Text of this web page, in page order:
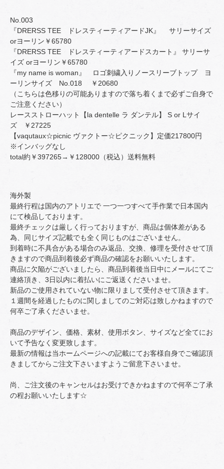
No.003
『DRERSS TEE ドレスティーティアードJK』 サリーサイズ
orヨーリン￥65780
『DRERSS TEE ドレスティーティアードスカート』 サリーサ
イズ orヨーリン￥65780
『my name is woman』 ロゴ刺繍入りノースリーブトップ ヨ
ーリンサイズ No.018 ￥20680
（こちらは色移りの可能ありますので落ち着くまで必ずご自身で
ご注意ください）
レースストローハット【la dentelle ラ ダンテル】 S or Lサイ
ズ ￥27225
【vaqutaux☆picnic ヴァクトー☆ピクニック】定価217800円
※インバッグなし
total約￥397265→￥128000（税込）送料無料
海外製
最終行程は国内のアトリエで 一つ一つすべて手作業で日本国内
にて検品しております。
最終チェックは厳しく行っておりますが、商品は個体差がある
為、同じサイズ記載でも全く同じものはございません。
到着時に不具合がある場合のみ返品、交換、修理を受付させて頂
きますので商品到着後必ず商品の確認をお願いいたします。
商品に欠陥がございましたら、商品到着後当日中にメールにてご
連絡頂き、3日以内に着払いにご返送くださいませ。
新品のご使用されていない物に限りまして受付させて頂きます。
１週間を経過したものに関しましてのご対応は致しかねますので
何卒ご了承くださいませ。
商品のデザイン、価格、素材、使用ボタン、サイズなど全てにお
いて予告なく変更致します。
最新の情報は当ホームページへの記載にてお客様自身でご確認頂
きましてからご注文下さいますようご留意下さいませ。
尚、ご注文後のキャンセルはお受けできかねますので何卒ご了承
の程お願いいたします☆